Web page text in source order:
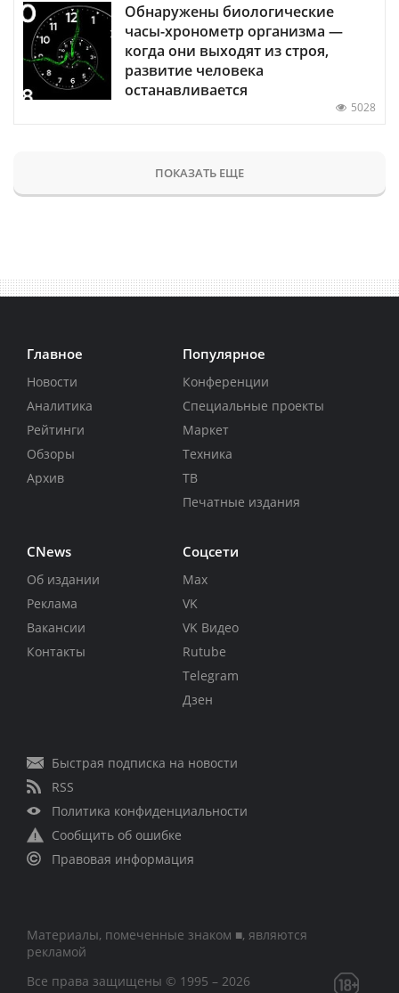
Обнаружены биологические
часы-хронометр организма —
когда они выходят из строя,
развитие человека
останавливается
5028
ПОКАЗАТЬ ЕЩЕ
Главное
Новости
Аналитика
Рейтинги
Обзоры
Архив
Популярное
Конференции
Специальные проекты
Маркет
Техника
ТВ
Печатные издания
CNews
Об издании
Реклама
Вакансии
Контакты
Соцсети
Max
VK
VK Видео
Rutube
Telegram
Дзен
Быстрая подписка на новости
RSS
Политика конфиденциальности
Сообщить об ошибке
Правовая информация
Материалы, помеченные знаком ■, являются
рекламой
Все права защищены © 1995 – 2026